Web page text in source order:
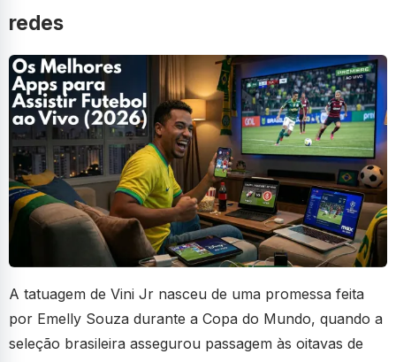
redes
A tatuagem de Vini Jr nasceu de uma promessa feita
por Emelly Souza durante a Copa do Mundo, quando a
seleção brasileira assegurou passagem às oitavas de